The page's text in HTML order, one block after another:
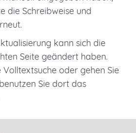
die Schreibweise und
kann sich die
Seite geändert haben.
oder gehen Sie
Sie dort das